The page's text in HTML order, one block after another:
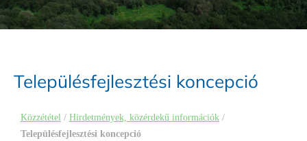
Településfejlesztési koncepció
Közzététel / Hirdetmények, közérdekű információk /
Településfejlesztési koncepció